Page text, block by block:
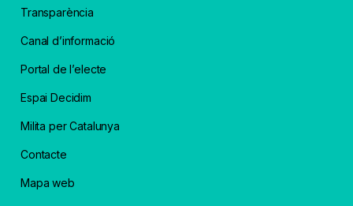
Transparència
Canal d’informació
Portal de l’electe
Espai Decidim
Milita per Catalunya
Contacte
Mapa web